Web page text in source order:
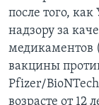
после того,
надзору за
медикаментов
вакцины
Pfizer/
возрасте от 12